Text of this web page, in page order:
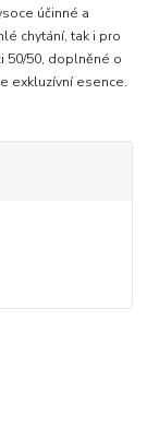
účinné a
chytání, tak i pro
50/50, doplněné o
exkluzívní esence.